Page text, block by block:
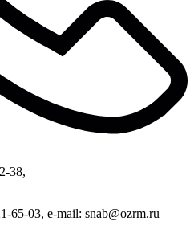
38,
65-03, e-mail: snab@ozrm.ru